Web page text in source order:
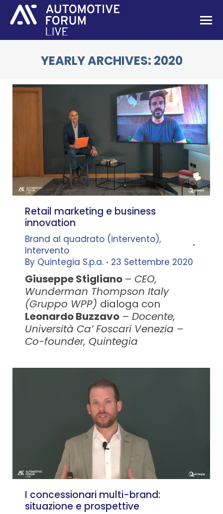
YEARLY ARCHIVES: 2020
Retail marketing e business
innovation
Brand al quadrato (intervento),
Intervento
By Quintegia S.p.a. 23 Settembre 2020
Giuseppe Stigliano – CEO,
Wunderman Thompson Italy
(Gruppo WPP) dialoga con
Leonardo Buzzavo – Docente,
Università Ca’ Foscari Venezia –
Co-founder, Quintegia
I concessionari multi-brand:
situazione e prospettive